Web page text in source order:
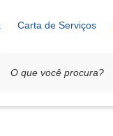
Carta de Serviços